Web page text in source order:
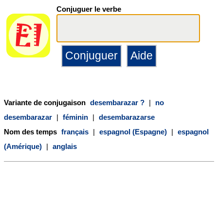
Conjuguer le verbe
Variante de conjugaison desembarazar ? |
no
desembarazar | féminin | desembarazarse
Nom des temps français | espagnol (Espagne) | espagnol
(Amérique) | anglais